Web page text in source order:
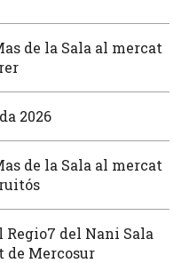
de la Sala al mercat
2026
de la Sala al mercat
del Nani Sala
de Mercosur